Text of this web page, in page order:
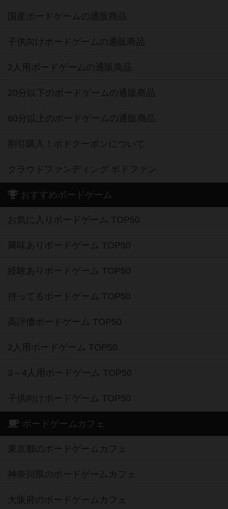
国産ボードゲームの通販商品
子供向けボードゲームの通販商品
2人用ボードゲームの通販商品
20分以下のボードゲームの通販商品
60分以上のボードゲームの通販商品
割引購入！ボドクーポンについて
クラウドファンディング ボドファン
おすすめボードゲーム
お気に入りボードゲーム TOP50
興味ありボードゲーム TOP50
経験ありボードゲーム TOP50
持ってるボードゲーム TOP50
高評価ボードゲーム TOP50
2人用ボードゲーム TOP50
3～4人用ボードゲーム TOP50
子供向けボードゲーム TOP50
ボードゲームカフェ
東京都のボードゲームカフェ
神奈川県のボードゲームカフェ
大阪府のボードゲームカフェ